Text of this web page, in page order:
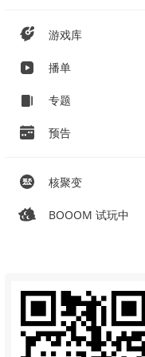
游戏库
播单
专题
预告
核聚变
BOOOM 试玩中